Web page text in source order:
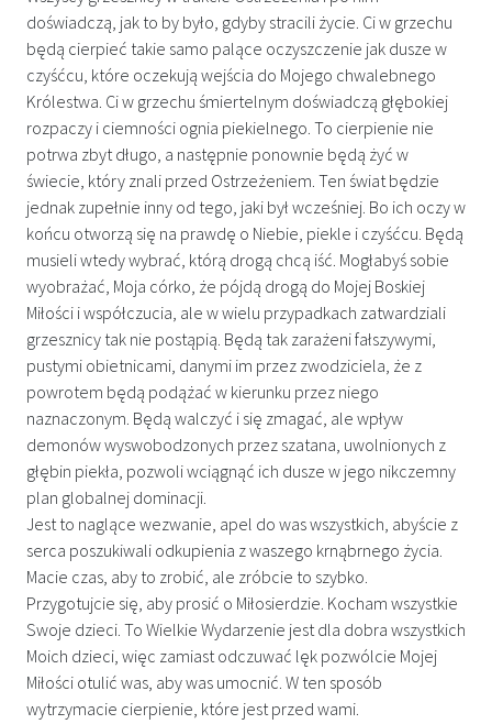
doświadczą, jak to by było, gdyby stracili życie. Ci w grzechu
będą cierpieć takie samo palące oczyszczenie jak dusze w
czyśćcu, które oczekują wejścia do Mojego chwalebnego
Królestwa. Ci w grzechu śmiertelnym doświadczą głębokiej
rozpaczy i ciemności ognia piekielnego. To cierpienie nie
potrwa zbyt długo, a następnie ponownie będą żyć w
świecie, który znali przed Ostrzeżeniem. Ten świat będzie
jednak zupełnie inny od tego, jaki był wcześniej. Bo ich oczy w
końcu otworzą się na prawdę o Niebie, piekle i czyśćcu. Będą
musieli wtedy wybrać, którą drogą chcą iść. Mogłabyś sobie
wyobrażać, Moja córko, że pójdą drogą do Mojej Boskiej
Miłości i współczucia, ale w wielu przypadkach zatwardziali
grzesznicy tak nie postąpią. Będą tak zarażeni fałszywymi,
pustymi obietnicami, danymi im przez zwodziciela, że z
powrotem będą podążać w kierunku przez niego
naznaczonym. Będą walczyć i się zmagać, ale wpływ
demonów wyswobodzonych przez szatana, uwolnionych z
głębin piekła, pozwoli wciągnąć ich dusze w jego nikczemny
plan globalnej dominacji.
Jest to naglące wezwanie, apel do was wszystkich, abyście z
serca poszukiwali odkupienia z waszego krnąbrnego życia.
Macie czas, aby to zrobić, ale zróbcie to szybko.
Przygotujcie się, aby prosić o Miłosierdzie. Kocham wszystkie
Swoje dzieci. To Wielkie Wydarzenie jest dla dobra wszystkich
Moich dzieci, więc zamiast odczuwać lęk pozwólcie Mojej
Miłości otulić was, aby was umocnić. W ten sposób
wytrzymacie cierpienie, które jest przed wami.